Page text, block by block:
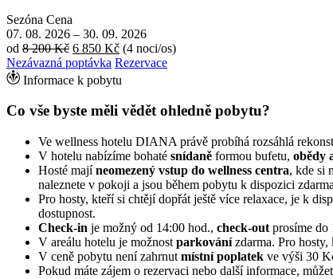
Sezóna Cena
07. 08. 2026 – 30. 09. 2026
od 8 200 Kč 6 850 Kč (4 noci/os)
Nezávazná poptávka Rezervace
Informace k pobytu
Co vše byste měli vědět ohledně pobytu?
Ve wellness hotelu DIANA právě probíhá rozsáhlá
V hotelu nabízíme bohaté snídaně formou bufetu, obědy
Hosté majíneomezený vstup do wellness centra, kde si
naleznete v pokoji a jsou během pobytu k dispozici
Pro hosty, kteří si chtějí dopřát ještě více relaxace, je k
dostupnost.
Check-in je možný od 14:00 hod., check-out prosíme do
V areálu hotelu je možnost parkovánízdarma. Pro
V ceně pobytu není zahrnut místní poplatek ve výši 30
Pokud máte zájem o rezervaci nebo další informace,